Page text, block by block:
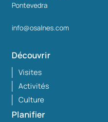
Pontevedra
info@osalnes.com
Découvrir
Visites
Activités
Culture
Planifier